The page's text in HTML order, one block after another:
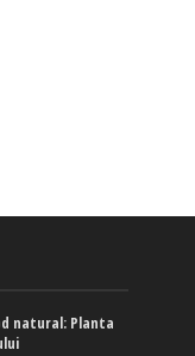
natural: Planta